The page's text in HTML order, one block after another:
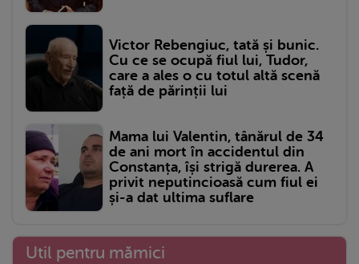
Victor Rebengiuc, tată și bunic.
Cu ce se ocupă fiul lui, Tudor,
care a ales o cu totul altă scenă
față de părinții lui
Mama lui Valentin, tânărul de 34
de ani mort în accidentul din
Constanța, își strigă durerea. A
privit neputincioasă cum fiul ei
și-a dat ultima suflare
Util pentru mămici